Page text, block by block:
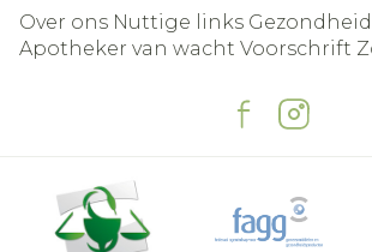
Over ons Nuttige links
Apotheker van wacht Voorschrift